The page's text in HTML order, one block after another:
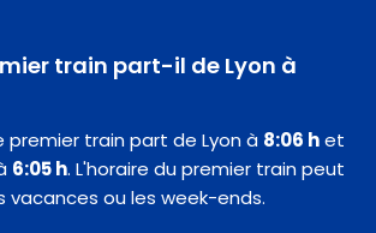
train part-il de Lyon à
premier train part de Lyon à 8:06 het
6:05 h. L'horaire du premier train peut
vacances ou les week-ends.